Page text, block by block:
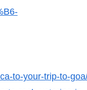
to-your-trip-to-